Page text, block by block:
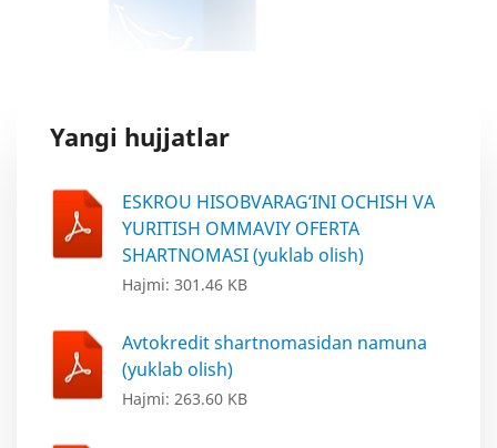
Yangi hujjatlar
ESKROU HISOBVARAG‘INI OCHISH VA
YURITISH OMMAVIY OFERTA
SHARTNOMASI (yuklab olish)
Hajmi: 301.46 KB
Avtokredit shartnomasidan namuna
(yuklab olish)
Hajmi: 263.60 KB